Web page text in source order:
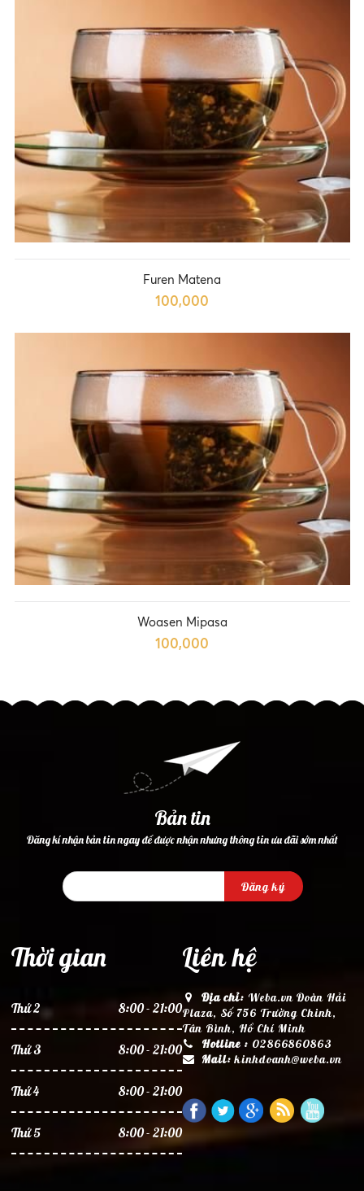
Furen Matena
100,000
Woasen Mipasa
100,000
Bản tin
Đăng kí nhận bản tin ngay để được nhận nhưng thông tin ưu đãi sớm nhất
Đăng ký
Thời gian
Thứ 2 8:00 - 21:00
Thứ 3 8:00 - 21:00
Thứ 4 8:00 - 21:00
Thứ 5 8:00 - 21:00
Liên hệ
Địa chỉ: Weba.vn Đoàn Hải
Plaza, Số 756 Trường Chinh,
Tân Bình, Hồ Chí Minh
Hotline : 02866860863
Mail:kinhdoanh@weba.vn